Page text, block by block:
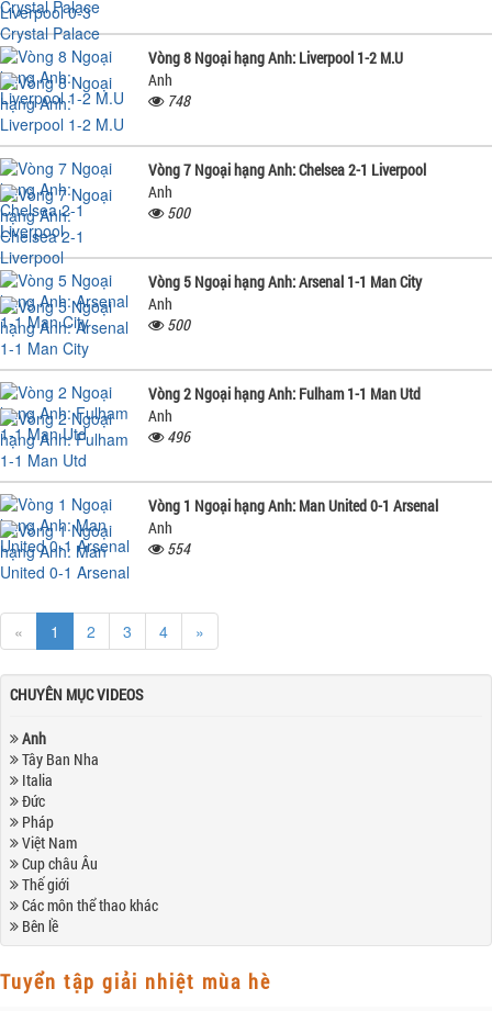
Vòng 8 Ngoại hạng Anh: Liverpool 1-2 M.U
Anh
748
Vòng 7 Ngoại hạng Anh: Chelsea 2-1 Liverpool
Anh
500
Vòng 5 Ngoại hạng Anh: Arsenal 1-1 Man City
Anh
500
Vòng 2 Ngoại hạng Anh: Fulham 1-1 Man Utd
Anh
496
Vòng 1 Ngoại hạng Anh: Man United 0-1 Arsenal
Anh
554
« 1 2 3 4 »
CHUYÊN MỤC VIDEOS
Anh
Tây Ban Nha
Italia
Đức
Pháp
Việt Nam
Cup châu Âu
Thế giới
Các môn thể thao khác
Bên lề
Tuyển tập giải nhiệt mùa hè